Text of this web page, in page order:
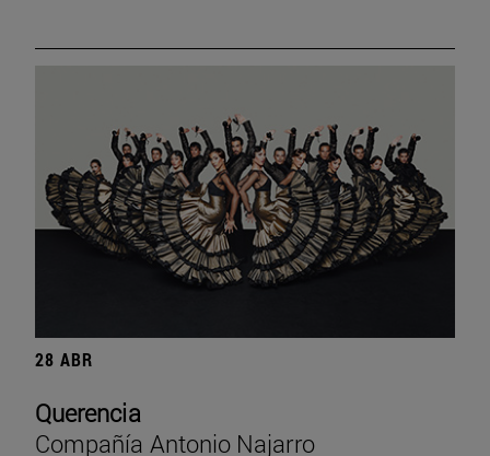
28 ABR
Querencia
Compañía Antonio Najarro